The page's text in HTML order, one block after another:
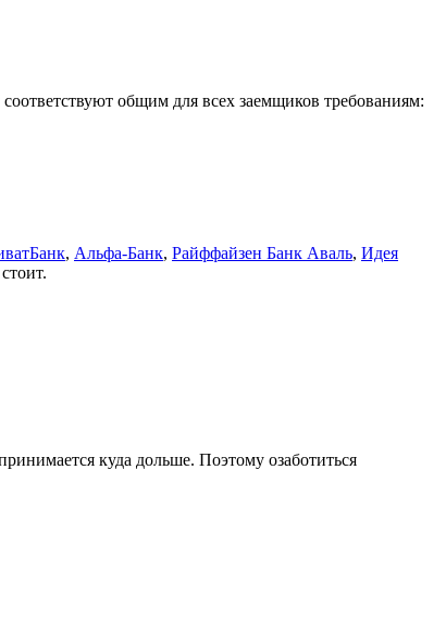
общим для всех заемщиков требованиям:
, Альфа-Банк, Райффайзен Банк Аваль, Идея
куда дольше. Поэтому озаботиться